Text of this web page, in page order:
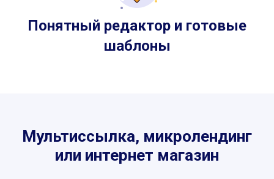
Понятный редактор и готовые
шаблоны
Мультиссылка, микролендинг
или интернет магазин